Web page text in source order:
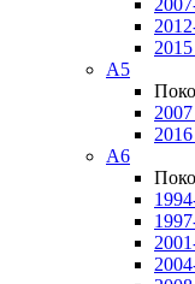
A5
A6